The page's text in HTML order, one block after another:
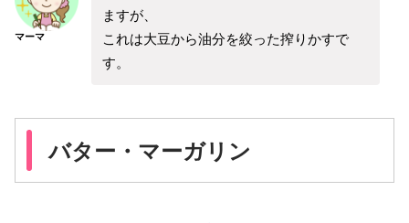
マーマ
ますが、
これは大豆から油分を絞った搾りかすで
す。
バター・マーガリン